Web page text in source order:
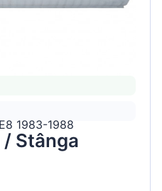
1983-1988
Stânga